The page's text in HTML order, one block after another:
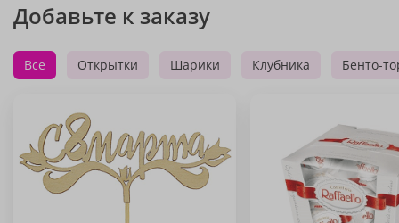
Добавьте к заказу
Все Открытки Шарики Клубника Бенто-